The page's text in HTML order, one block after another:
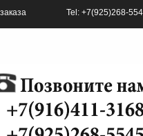
Tel: +7(925)268-